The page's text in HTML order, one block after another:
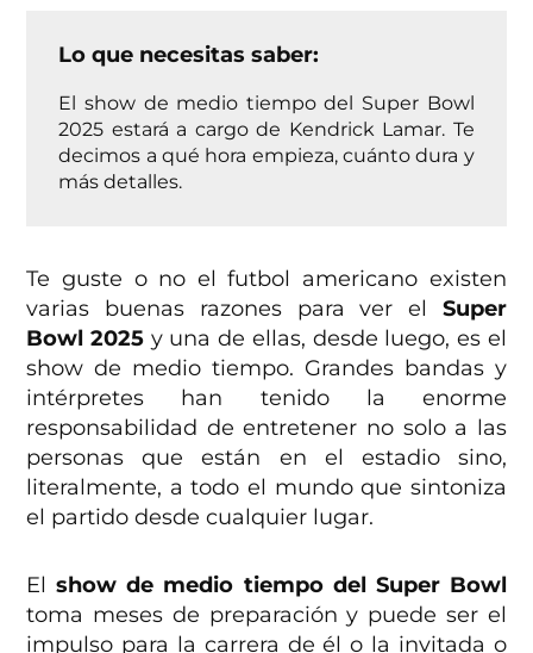
Lo que necesitas saber:
El show de medio tiempo del Super Bowl
2025 estará a cargo de Kendrick Lamar. Te
decimos a qué hora empieza, cuánto dura y
más detalles.
Te guste o no el futbol americano existen
varias buenas razones para ver el Super
Bowl 2025 y una de ellas, desde luego, es el
show de medio tiempo. Grandes bandas y
intérpretes han tenido la enorme
responsabilidad de entretener no solo a las
personas que están en el estadio sino,
literalmente, a todo el mundo que sintoniza
el partido desde cualquier lugar.
Elshow de medio tiempo del Super Bowl
toma meses de preparación y puede ser el
impulso para la carrera de él o la invitada o